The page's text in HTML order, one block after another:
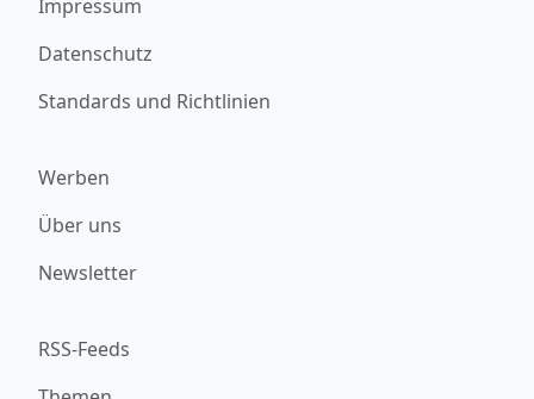
Impressum
Datenschutz
Standards und Richtlinien
Werben
Über uns
Newsletter
RSS-Feeds